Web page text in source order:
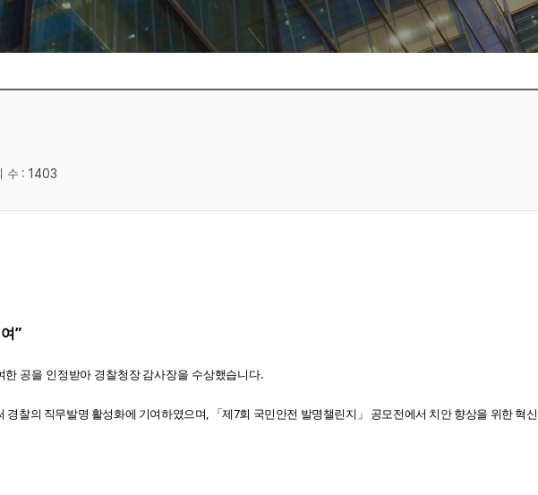
수 : 1403
”
공을 인정받아 경찰청장 감사장을 수상했습니다.
찰의 직무발명 활성화에 기여하였으며, 「제7회 국민안전 발명챌린지」 공모전에서 치안 향상을 위한 혁